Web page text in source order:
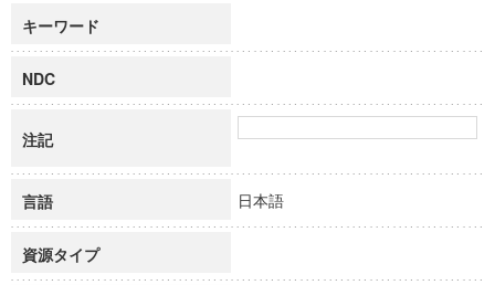
キーワード
NDC
注記
言語 日本語
資源タイプ